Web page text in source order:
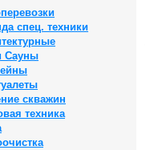
спец. техники
Сауны
скважин
техника